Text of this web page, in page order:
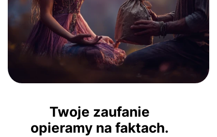
Twoje zaufanie
opieramy na faktach.